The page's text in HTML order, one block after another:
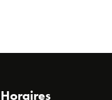
Horaires